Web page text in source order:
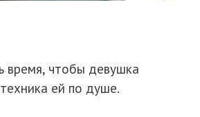
время, чтобы девушка
ей по душе.